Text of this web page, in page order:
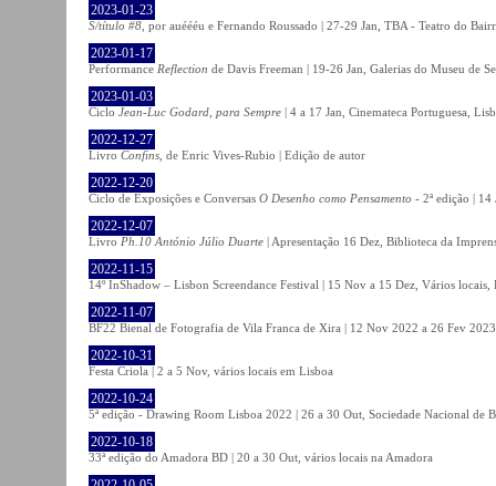
2023-01-23
S/título #8 , por auéééu e Fernando Roussado | 27-29 Jan, TBA - Teatro do
2023-01-17
Performance Reflection de Davis Freeman | 19-26 Jan, Galerias do Museu de
2023-01-03
Ciclo Jean-Luc Godard, para Sempre | 4 a 17 Jan, Cinemateca Portuguesa,
2022-12-27
Livro Confins , de Enric Vives-Rubio | Edição de autor
2022-12-20
Ciclo de Exposições e Conversas O Desenho como Pensamento - 2ª edição |
2022-12-07
Livro Ph.10 António Júlio Duarte | Apresentação 16 Dez, Biblioteca da
2022-11-15
14º InShadow – Lisbon Screendance Festival | 15 Nov a 15 Dez, Vários locais,
2022-11-07
BF22 Bienal de Fotografia de Vila Franca de Xira | 12 Nov 2022 a 26 Fev
2022-10-31
Festa Criola | 2 a 5 Nov, vários locais em Lisboa
2022-10-24
5ª edição - Drawing Room Lisboa 2022 | 26 a 30 Out, Sociedade Nacional de
2022-10-18
33ª edição do Amadora BD | 20 a 30 Out, vários locais na Amadora